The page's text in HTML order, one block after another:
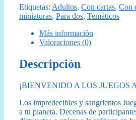
Tablero
cantidad
Etiquetas: Adultos, Con cartas, Con
miniaturas, Para dos, Temáticos
Más información
Valoraciones (0)
Descripción
¡BIENVENIDO A LOS JUEGOS
Los impredecibles y sangrientos
a tu planeta. Decenas de